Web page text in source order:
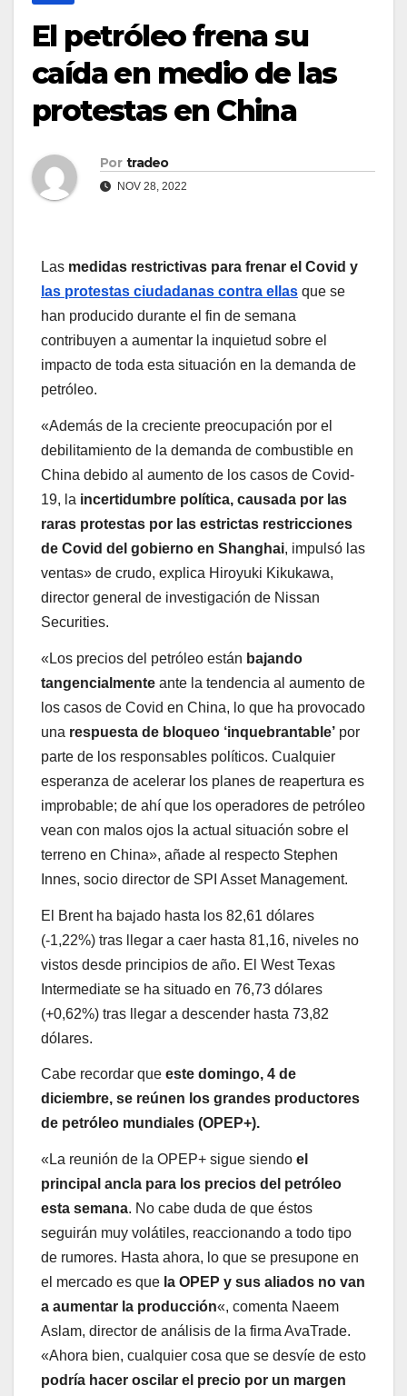
El petróleo frena su
caída en medio de las
protestas en China
Por tradeo
NOV 28, 2022
Las medidas restrictivas para frenar el Covid y
las protestas ciudadanas contra ellas que se
han producido durante el fin de semana
contribuyen a aumentar la inquietud sobre el
impacto de toda esta situación en la demanda de
petróleo.
«Además de la creciente preocupación por el
debilitamiento de la demanda de combustible en
China debido al aumento de los casos de Covid-
19, la incertidumbre política, causada por las
raras protestas por las estrictas restricciones
de Covid del gobierno en Shanghai, impulsó las
ventas» de crudo, explica Hiroyuki Kikukawa,
director general de investigación de Nissan
Securities.
«Los precios del petróleo están bajando
tangencialmente ante la tendencia al aumento de
los casos de Covid en China, lo que ha provocado
una respuesta de bloqueo ‘inquebrantable’ por
parte de los responsables políticos. Cualquier
esperanza de acelerar los planes de reapertura es
improbable; de ahí que los operadores de petróleo
vean con malos ojos la actual situación sobre el
terreno en China», añade al respecto Stephen
Innes, socio director de SPI Asset Management.
El Brent ha bajado hasta los 82,61 dólares
(-1,22%) tras llegar a caer hasta 81,16, niveles no
vistos desde principios de año. El West Texas
Intermediate se ha situado en 76,73 dólares
(+0,62%) tras llegar a descender hasta 73,82
dólares.
Cabe recordar que este domingo, 4 de
diciembre, se reúnen los grandes productores
de petróleo mundiales (OPEP+).
«La reunión de la OPEP+ sigue siendo el
principal ancla para los precios del petróleo
esta semana. No cabe duda de que éstos
seguirán muy volátiles, reaccionando a todo tipo
de rumores. Hasta ahora, lo que se presupone en
el mercado es que la OPEP y sus aliados no van
a aumentar la producción«, comenta Naeem
Aslam, director de análisis de la firma AvaTrade.
«Ahora bien, cualquier cosa que se desvíe de esto
podría hacer oscilar el precio por un margen